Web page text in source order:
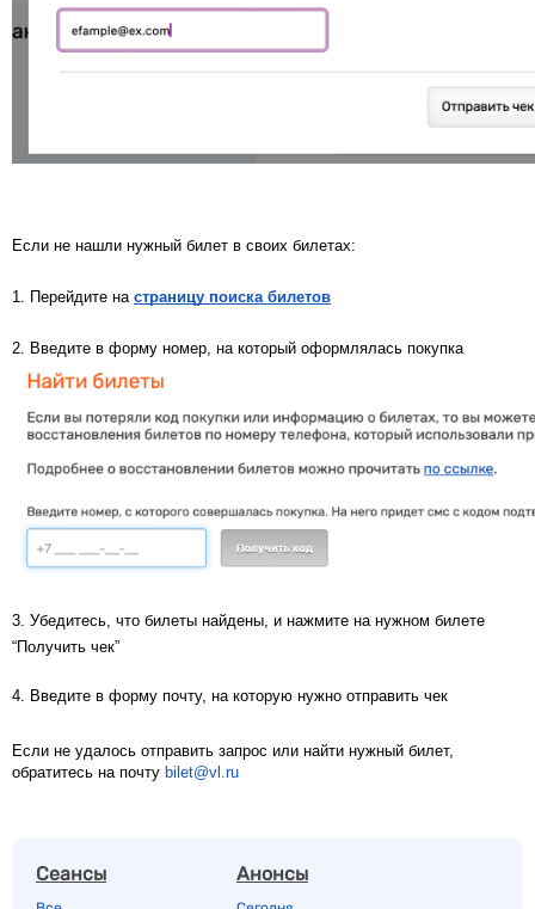
Если не нашли нужный билет в своих билетах:
1. Перейдите на страницу поиска билетов
2. Введите в форму номер, на который оформлялась покупка
3. Убедитесь, что билеты найдены, и нажмите на нужном билете
“Получить чек”
4. Введите в форму почту, на которую нужно отправить чек
Если не удалось отправить запрос или найти нужный билет,
обратитесь на почту bilet@vl.ru
Сеансы Анонсы